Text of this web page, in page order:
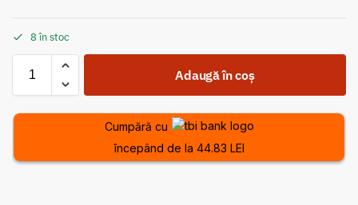
8 în stoc
Adaugă în coș
Cumpără cu
începând de la 44.83 LEI